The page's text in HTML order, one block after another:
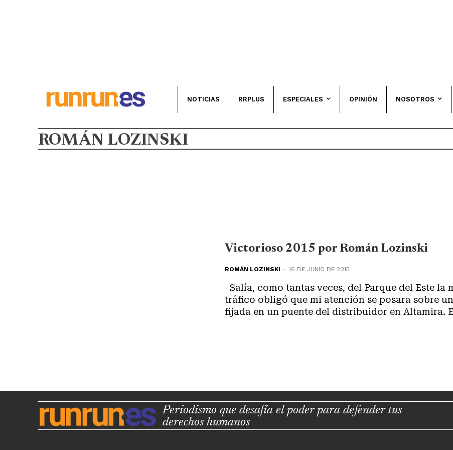
NOTICIAS RRPLUS ESPECIALES OPINIÓN NOSOTROS
ROMÁN LOZINSKI
Victorioso 2015 por Román Lozinski
ROMÁN LOZINSKI - 16 DE JUNIO DE 2015
tráfico obligó que mi atención se posara sobre
fijada en un puente del distribuidor en Altamira.
Periodismo que desafía el poder para defender tus
derechos humanos